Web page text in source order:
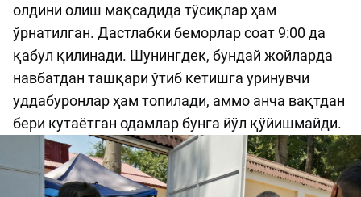
олдини олиш мақсадида тўсиқлар ҳам
ўрнатилган. Дастлабки беморлар соат 9:00 да
қабул қилинади. Шунингдек, бундай жойларда
навбатдан ташқари ўтиб кетишга уринувчи
уддабуронлар ҳам топилади, аммо анча вақтдан
бери кутаётган одамлар бунга йўл қўйишмайди.